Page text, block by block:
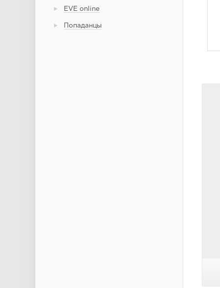
EVE online
Попаданцы